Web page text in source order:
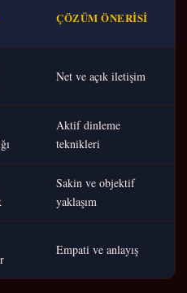
ÇÖZÜM ÖNERISI
Net ve açık iletişim
Aktif dinleme
teknikleri
Sakin ve objektif
yaklaşım
Empati ve anlayış